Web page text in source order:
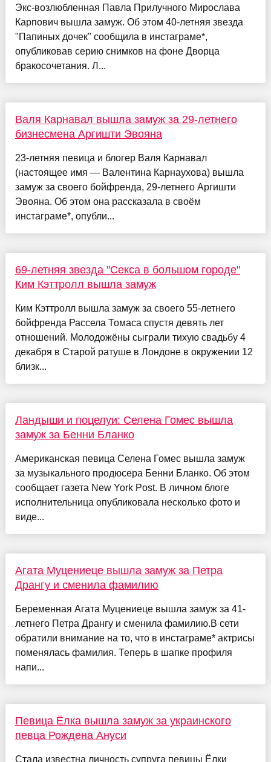
Экс-возлюбленная Павла Прилучного Мирослава
Карпович вышла замуж. Об этом 40-летняя звезда
"Папиных дочек" сообщила в инстаграме*,
опубликовав серию снимков на фоне Дворца
бракосочетания. Л...
Валя Карнавал вышла замуж за 29-летнего
бизнесмена Аргишти Эвояна
23-летняя певица и блогер Валя Карнавал
(настоящее имя — Валентина Карнаухова) вышла
замуж за своего бойфренда, 29-летнего Аргишти
Эвояна. Об этом она рассказала в своём
инстаграме*, опубли...
69-летняя звезда "Секса в большом городе"
Ким Кэттролл вышла замуж
Ким Кэттролл вышла замуж за своего 55-летнего
бойфренда Рассела Томаса спустя девять лет
отношений. Молодожёны сыграли тихую свадьбу 4
декабря в Старой ратуше в Лондоне в окружении 12
близк...
Ландыши и поцелуи: Селена Гомес вышла
замуж за Бенни Бланко
Американская певица Селена Гомес вышла замуж
за музыкального продюсера Бенни Бланко. Об этом
сообщает газета New York Post. В личном блоге
исполнительница опубликовала несколько фото и
виде...
Агата Муцениеце вышла замуж за Петра
Дрангу и сменила фамилию
Беременная Агата Муцениеце вышла замуж за 41-
летнего Петра Дрангу и сменила фамилию.В сети
обратили внимание на то, что в инстаграме* актрисы
поменялась фамилия. Теперь в шапке профиля
напи...
Певица Ёлка вышла замуж за украинского
певца Рождена Ануси
Стала известна личность супруга певицы Ёлки